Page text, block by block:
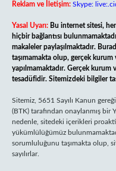
Reklam ve İletişim: Skype:
Yasal Uyarı: Bu internet sitesi,
hiçbir bağlantısı
makaleler paylaşılmaktadır.
taşımamakta olup, gerçek kurum
yapılmamaktadır. Gerçek
tesadüfidir. Sitemizdeki bilgiler
Sitemiz, 5651 Sayılı Kanun
(BTK) tarafından onaylanmış bir
nedenle, sitedeki içerikleri
yükümlülüğümüz
sorumluluğunu taşımakta olup,
sayılırlar.